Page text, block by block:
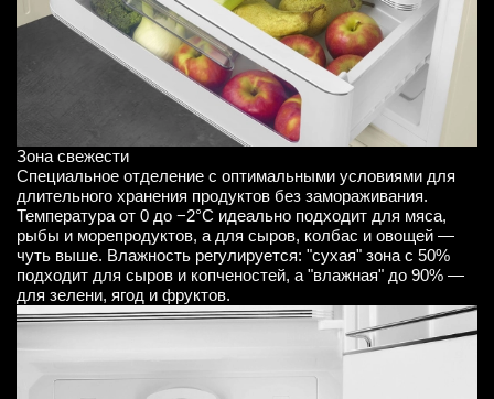
Зона свежести
Специальное отделение с оптимальными условиями для
длительного хранения продуктов без замораживания.
Температура от 0 до −2°C идеально подходит для мяса,
рыбы и морепродуктов, а для сыров, колбас и овощей —
чуть выше. Влажность регулируется: "сухая" зона с 50%
подходит для сыров и копченостей, а "влажная" до 90% —
для зелени, ягод и фруктов.